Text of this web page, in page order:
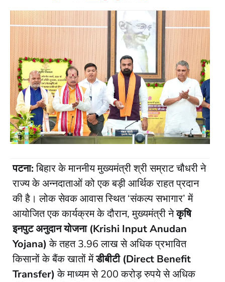
पटना:बिहार के माननीय मुख्यमंत्री श्री सम्राट चौधरी ने
राज्य के अन्नदाताओं को एक बड़ी आर्थिक राहत प्रदान
की है। लोक सेवक आवास स्थित ‘संकल्प सभागार’ में
आयोजित एक कार्यक्रम के दौरान, मुख्यमंत्री नेकृषि
इनपुट अनुदान योजना (Krishi Input Anudan
Yojana)के तहत 3.96 लाख से अधिक प्रभावित
किसानों के बैंक खातों मेंडीबीटी (Direct Benefit
Transfer)के माध्यम से 200 करोड़ रुपये से अधिक